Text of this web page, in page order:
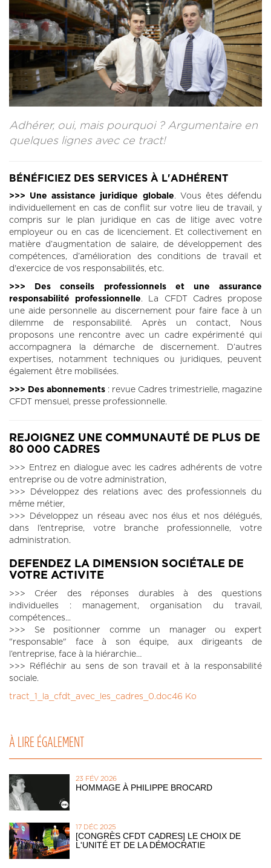
LA REVUE CADRES
LE CREFAC
L’OBSERVATOIRE DES CADRES
Adhérer, oui, mais pourquoi ? Argumentaire en
quelques lignes avec ce tract!
BÉNÉFICIEZ DES SERVICES À L'ADHÉRENT
>>> Une assistance juridique globale. Vous êtes défendu
individuellement en cas de conflit sur votre lieu de travail, y
compris sur le plan juridique en cas de litige avec votre
employeur ou en cas de licenciement. Et collectivement en
matière d’augmentation de salaire, de développement des
compétences, d’amélioration des conditions de travail et
d'exercice de vos responsabilités, etc.
>>> Des conseils professionnels et une assurance
responsabilité professionnelle. La CFDT Cadres propose
une aide personnelle au discernement pour faire face à un
dilemme de responsabilité. Après un contact, Nous
proposons une rencontre avec un cadre expérimenté qui
accompagnera la démarche de discernement. D’autres
expertises, notamment techniques ou juridiques, peuvent
également être mobilisées.
>>> Des abonnements : revue Cadres trimestrielle, magazine
CFDT mensuel, presse professionnelle.
REJOIGNEZ UNE COMMUNAUTÉ DE PLUS DE
80 000 CADRES
>>> Entrez en dialogue avec les cadres adhérents de votre
entreprise ou de votre administration,
>>> Développez des relations avec des professionnels du
même métier,
>>> Développez un réseau avec nos élus et nos délégués,
dans l’entreprise, votre branche professionnelle, votre
administration.
DEFENDEZ LA DIMENSION SOCIÉTALE DE
VOTRE ACTIVITE
>>> Créer des réponses durables à des questions
individuelles : management, organisation du travail,
compétences...
>>> Se positionner comme un manager ou expert
"responsable" face à son équipe, aux dirigeants de
l’entreprise, face à la hiérarchie…
>>> Réfléchir au sens de son travail et à la responsabilité
sociale.
tract_1_la_cfdt_avec_les_cadres_0.doc46 Ko
À LIRE ÉGALEMENT
23 FÉV 2026
HOMMAGE À PHILIPPE BROCARD
17 DÉC 2025
[CONGRÈS CFDT CADRES] LE CHOIX DE
L'UNITÉ ET DE LA DÉMOCRATIE